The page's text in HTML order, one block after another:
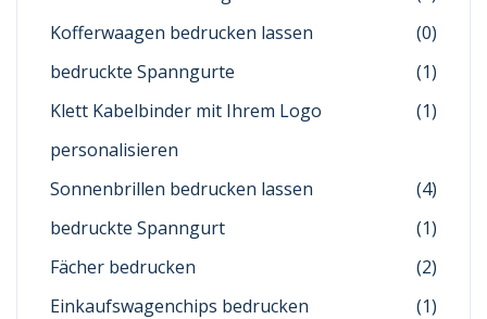
Kofferwaagen bedrucken lassen
(0)
bedruckte Spanngurte
(1)
Klett Kabelbinder mit Ihrem Logo
personalisieren
(1)
Sonnenbrillen bedrucken lassen
(4)
bedruckte Spanngurt
(1)
Fächer bedrucken
(2)
Einkaufswagenchips bedrucken
(1)